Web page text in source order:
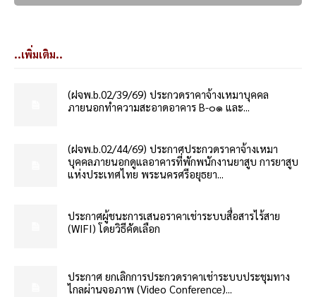
..เพิ่มเติม..
(ฝจพ.b.02/39/69) ประกวดราคาจ้างเหมาบุคคล
ภายนอกทำความสะอาดอาคาร B-๐๑ และ...
(ฝจพ.b.02/44/69) ประกาศประกวดราคาจ้างเหมา
บุคคลภายนอกดูแลอาคารที่พักพนักงานยาสูบ การยาสูบ
แห่งประเทศไทย พระนครศรีอยุธยา...
ประกาศผู้ชนะการเสนอราคาเช่าระบบสื่อสารไร้สาย
(WIFI) โดยวิธีคัดเลือก
ประกาศ ยกเลิกการประกวดราคาเช่าระบบประชุมทาง
ไกลผ่านจอภาพ (Video Conference)...